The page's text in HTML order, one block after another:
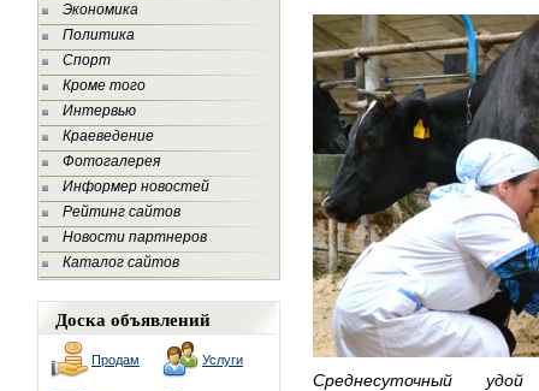
Экономика
Политика
Спорт
Кроме того
Интервью
Краеведение
Фотогалерея
Информер новостей
Рейтинг сайтов
Новости партнеров
Каталог сайтов
Доска объявлений
Продам Услуги
Среднесуточный